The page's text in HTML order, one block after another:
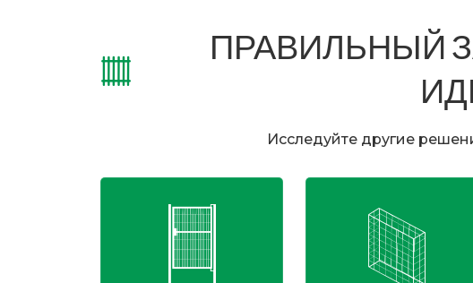
ПРАВИЛЬНЫЙ
Исследуйте другие